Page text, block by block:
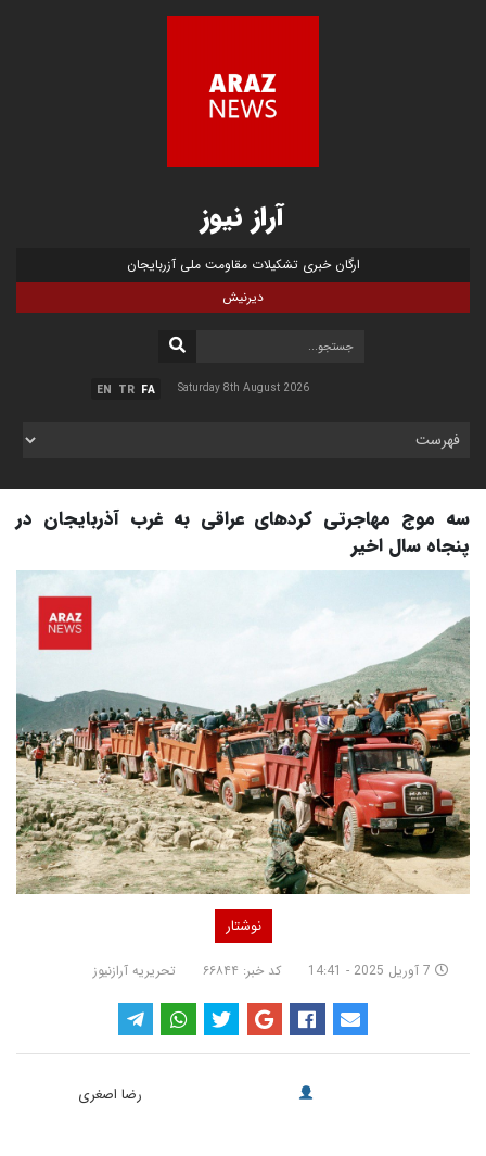
آراز نیوز
ارگان خبری تشکیلات مقاومت ملی آزربایجان
دیرنیش
FA
TR
EN Saturday 8th August 2026
سه موج مهاجرتی کردهای عراقی به غرب آذربایجان در
پنجاه سال اخیر
نوشتار
7 آوریل 2025 - 14:41 کد خبر: ۶۶۸۴۴ تحریریه آرازنیوز
رضا اصغری